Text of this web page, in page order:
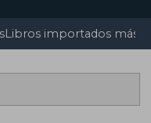
Libros importados más